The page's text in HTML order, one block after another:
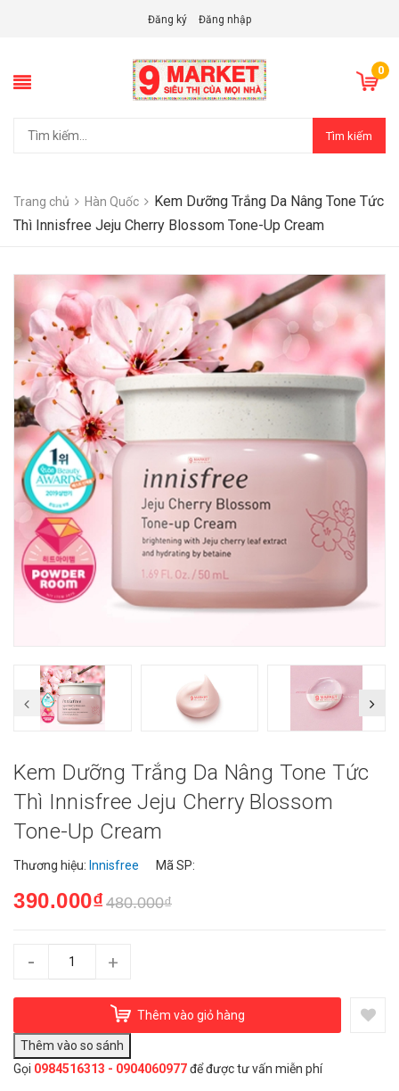
Đăng ký Đăng nhập
0
Tìm kiếm
Trang chủ Hàn Quốc
Kem Dưỡng Trắng Da Nâng Tone Tức
Thì Innisfree Jeju Cherry Blossom Tone-Up Cream
Kem Dưỡng Trắng Da Nâng Tone Tức
Thì Innisfree Jeju Cherry Blossom
Tone-Up Cream
Thương hiệu: Innisfree Mã SP:
390.000₫480.000₫
- +
Thêm vào giỏ hàng
Gọi 0984516313 - 0904060977để được tư vấn miễn phí